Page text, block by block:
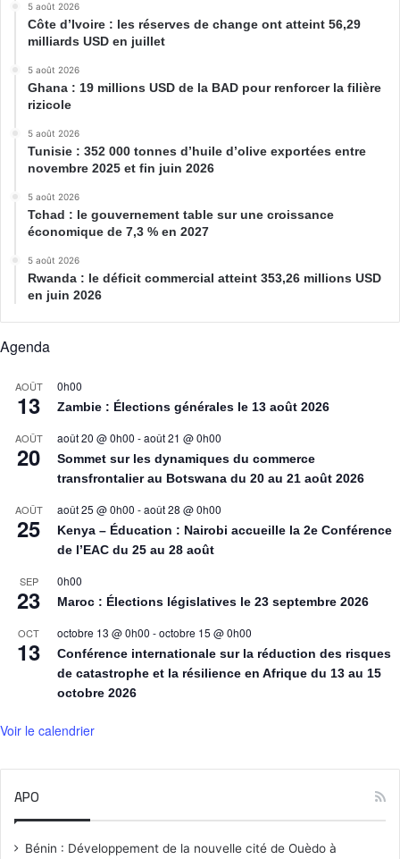
5 août 2026
Côte d’Ivoire : les réserves de change ont atteint 56,29
milliards USD en juillet
5 août 2026
Ghana : 19 millions USD de la BAD pour renforcer la filière
rizicole
5 août 2026
Tunisie : 352 000 tonnes d’huile d’olive exportées entre
novembre 2025 et fin juin 2026
5 août 2026
Tchad : le gouvernement table sur une croissance
économique de 7,3 % en 2027
5 août 2026
Rwanda : le déficit commercial atteint 353,26 millions USD
en juin 2026
Agenda
AOÛT
13
0h00
Zambie : Élections générales le 13 août 2026
AOÛT
20
août 20 @ 0h00 -août 21 @ 0h00
Sommet sur les dynamiques du commerce
transfrontalier au Botswana du 20 au 21 août 2026
AOÛT
25
août 25 @ 0h00 -août 28 @ 0h00
Kenya – Éducation : Nairobi accueille la 2e Conférence
de l’EAC du 25 au 28 août
SEP
23
0h00
Maroc : Élections législatives le 23 septembre 2026
OCT
13
octobre 13 @ 0h00 -octobre 15 @ 0h00
Conférence internationale sur la réduction des risques
de catastrophe et la résilience en Afrique du 13 au 15
octobre 2026
Voir le calendrier
APO
Bénin : Développement de la nouvelle cité de Ouèdo à